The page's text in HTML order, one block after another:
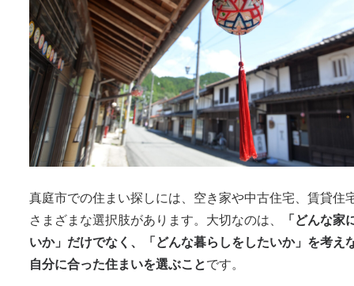
真庭市での住まい探しには、空き家や中古住宅、賃貸住
さまざまな選択肢があります。大切なのは、
「どんな家
いか」だけでなく、「どんな暮らしをしたいか」を考え
自分に合った住まいを選ぶことです。